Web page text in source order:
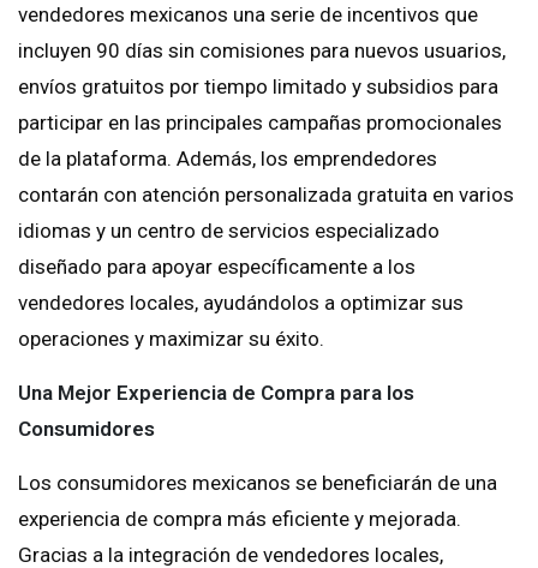
vendedores mexicanos una serie de incentivos que
incluyen 90 días sin comisiones para nuevos usuarios,
envíos gratuitos por tiempo limitado y subsidios para
participar en las principales campañas promocionales
de la plataforma. Además, los emprendedores
contarán con atención personalizada gratuita en varios
idiomas y un centro de servicios especializado
diseñado para apoyar específicamente a los
vendedores locales, ayudándolos a optimizar sus
operaciones y maximizar su éxito.
Una Mejor Experiencia de Compra para los
Consumidores
Los consumidores mexicanos se beneficiarán de una
experiencia de compra más eficiente y mejorada.
Gracias a la integración de vendedores locales,